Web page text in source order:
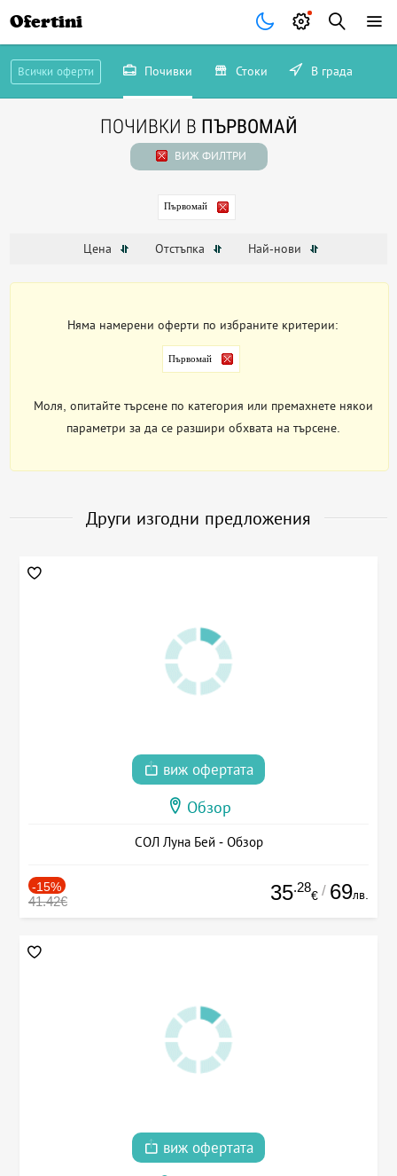
Ofertini
Всички оферти Почивки Стоки В града
ПОЧИВКИ В ПЪРВОМАЙ
ВИЖ ФИЛТРИ
Първомай
Цена Отстъпка Най-нови
Няма намерени оферти по избраните критерии:
Първомай
Моля, опитайте търсене по категория или премахнете някои
параметри за да се разшири обхвата на търсене.
Други изгодни предложения
виж офертата
Обзор
СОЛ Луна Бей - Обзор
-15%
41.42€ 35.28
€ / 69лв.
виж офертата